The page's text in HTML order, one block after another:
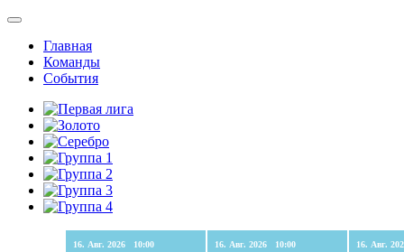
Главная
Команды
События
16. Авг. 2026 10:00 16. Авг. 2026 10:00